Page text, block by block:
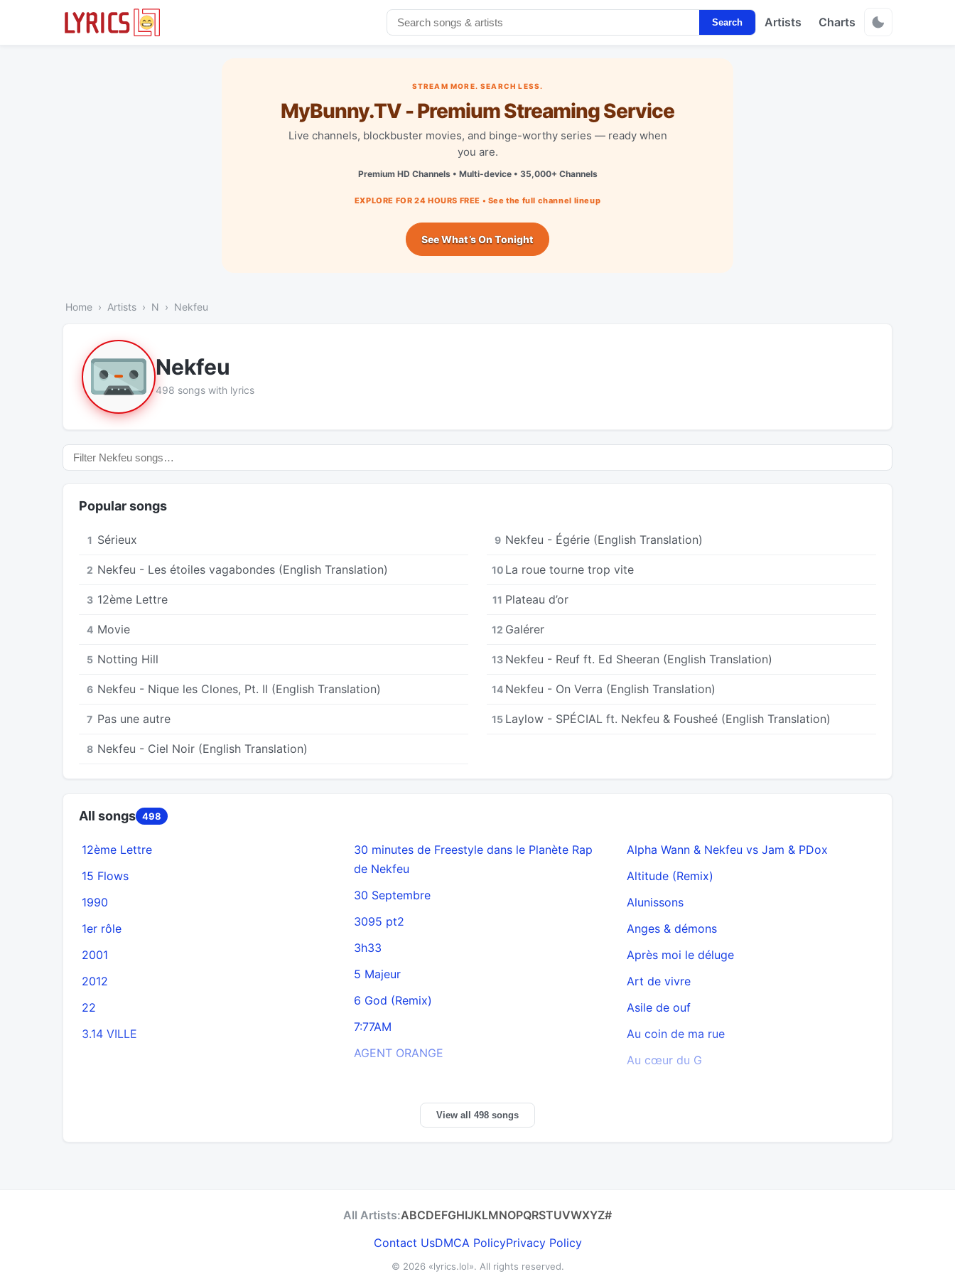
Search Artists Charts
STREAM MORE. SEARCH LESS.
MyBunny.TV - Premium Streaming Service
Live channels, blockbuster movies, and binge-worthy series — ready when
you are.
Premium HD Channels • Multi-device • 35,000+ Channels
EXPLORE FOR 24 HOURS FREE • See the full channel lineup
See What’s On Tonight
Home Artists N Nekfeu
Nekfeu
498 songs with lyrics
Popular songs
1 Sérieux
2 Nekfeu - Les étoiles vagabondes (English Translation)
3 12ème Lettre
4 Movie
5 Notting Hill
6 Nekfeu - Nique les Clones, Pt. II (English Translation)
7 Pas une autre
8 Nekfeu - Ciel Noir (English Translation)
9 Nekfeu - Égérie (English Translation)
10 La roue tourne trop vite
11 Plateau d’or
12 Galérer
13 Nekfeu - Reuf ft. Ed Sheeran (English Translation)
14 Nekfeu - On Verra (English Translation)
15 Laylow - SPÉCIAL ft. Nekfeu & Fousheé (English Translation)
All songs 498
12ème Lettre
15 Flows
1990
1er rôle
2001
2012
22
3.14 VILLE
30 minutes de Freestyle dans le Planète Rap
de Nekfeu
30 Septembre
3095 pt2
3h33
5 Majeur
6 God (Remix)
7:77AM
AGENT ORANGE
Alpha Wann & Nekfeu vs Jam & PDox
Altitude (Remix)
Alunissons
Anges & démons
Après moi le déluge
Art de vivre
Asile de ouf
Au coin de ma rue
Au cœur du G
View all 498 songs
All Artists:ABCDEFGHIJKLMNOPQRSTUVWXYZ#
Contact UsDMCA PolicyPrivacy Policy
© 2026 «lyrics.lol». All rights reserved.